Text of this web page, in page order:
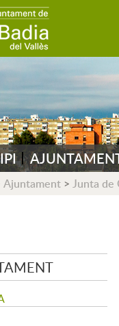
Ajuntament > Junta de